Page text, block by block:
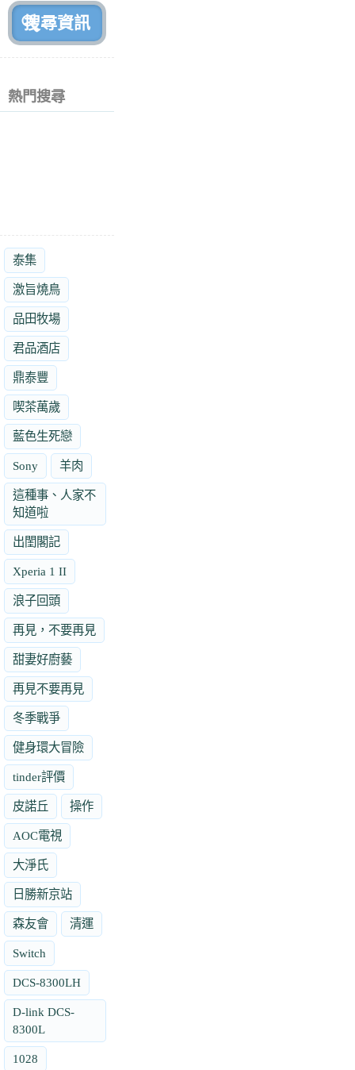
熱門搜尋
泰集
激旨燒鳥
品田牧場
君品酒店
鼎泰豐
喫茶萬歲
藍色生死戀
Sony 羊肉
這種事、人家不
知道啦
出閨閣記
Xperia 1 II
浪子回頭
再見，不要再見
甜妻好廚藝
再見不要再見
冬季戰爭
健身環大冒險
tinder評價
皮諾丘 操作
AOC電視
大淨氏
日勝新京站
森友會 清運
Switch
DCS-8300LH
D-link DCS-
8300L
1028